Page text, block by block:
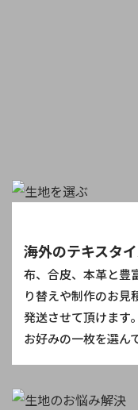
海外のテキスタ
布、合皮、本革と豊
り替えや制作のお見
発送させて頂けます。
お好みの一枚を選ん